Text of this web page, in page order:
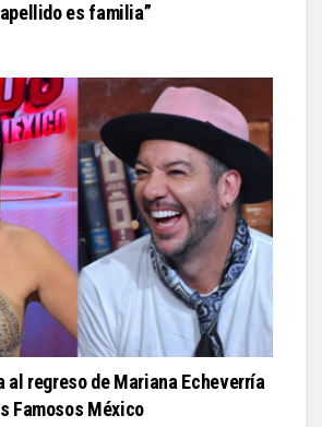
es familia”
al regreso de Mariana Echeverría
Famosos México